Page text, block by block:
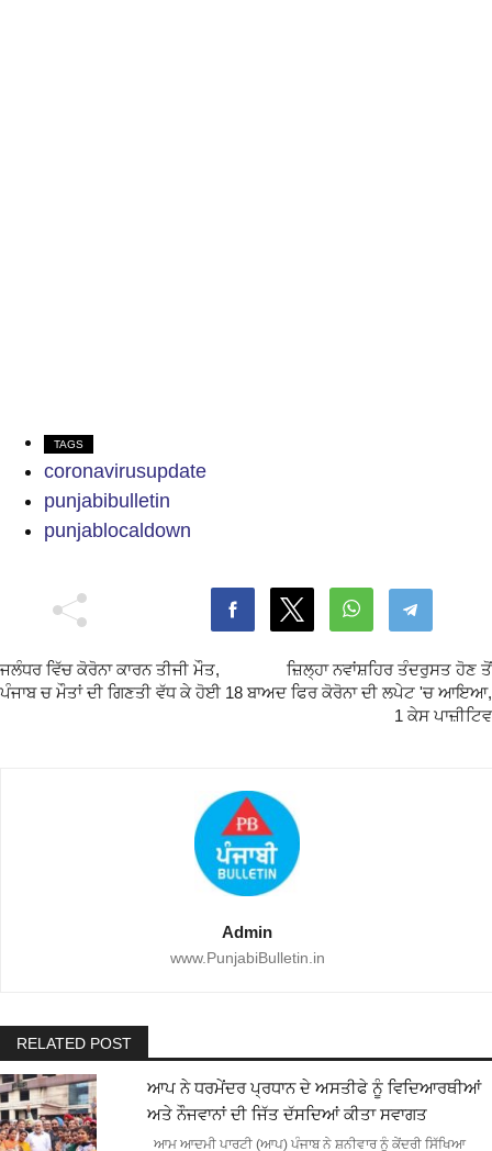
TAGS
coronavirusupdate
punjabibulletin
punjablocaldown
ਜਲੰਧਰ ਵਿੱਚ ਕੋਰੋਨਾ ਕਾਰਨ ਤੀਜੀ ਮੌਤ,
ਪੰਜਾਬ ਚ ਮੌਤਾਂ ਦੀ ਗਿਣਤੀ ਵੱਧ ਕੇ ਹੋਈ 18
ਜ਼ਿਲ੍ਹਾ ਨਵਾਂਸ਼ਹਿਰ ਤੰਦਰੁਸਤ ਹੋਣ ਤੋਂ
ਬਾਅਦ ਫਿਰ ਕੋਰੋਨਾ ਦੀ ਲਪੇਟ 'ਚ ਆਇਆ,
1 ਕੇਸ ਪਾਜ਼ੀਟਿਵ
Admin
www.PunjabiBulletin.in
RELATED POST
ਆਪ ਨੇ ਧਰਮੇਂਦਰ ਪ੍ਰਧਾਨ ਦੇ ਅਸਤੀਫੇ ਨੂੰ ਵਿਦਿਆਰਥੀਆਂ
ਅਤੇ ਨੌਜਵਾਨਾਂ ਦੀ ਜਿੱਤ ਦੱਸਦਿਆਂ ਕੀਤਾ ਸਵਾਗਤ
ਆਮ ਆਦਮੀ ਪਾਰਟੀ (ਆਪ) ਪੰਜਾਬ ਨੇ ਸ਼ਨੀਵਾਰ ਨੂੰ ਕੇਂਦਰੀ ਸਿੱਖਿਆ